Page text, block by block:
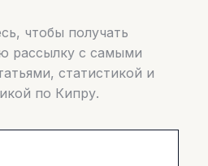
чтобы получать
рассылку с самыми
статистикой и
по Кипру.